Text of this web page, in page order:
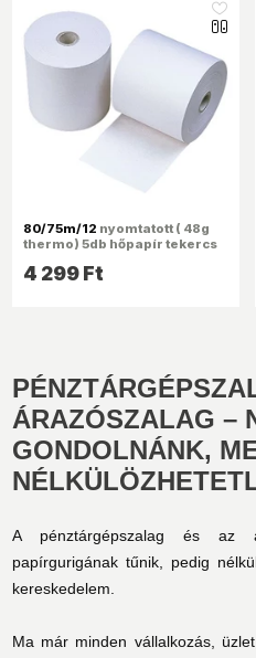
like_16
80/75m/12 nyomtatott ( 48g
thermo) 5db hőpapír tekercs
4 299 Ft
ÁRAZÓSZALAG –
GONDOLNÁNK,
A pénztárgépszalag és az
papírgurigának tűnik, pedig
kereskedelem.
Ma már minden vállalkozás,